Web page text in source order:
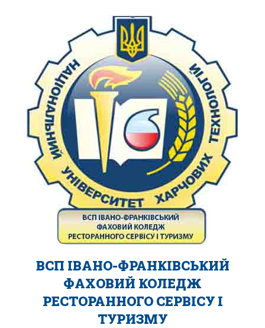
ВСП ІВАНО-ФРАНКІВСЬКИЙ
ФАХОВИЙ КОЛЕДЖ
РЕСТОРАННОГО СЕРВІСУ І
ТУРИЗМУ